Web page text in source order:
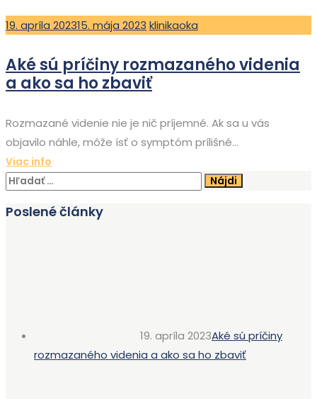
Posted
19. apríla 202315. mája 2023 Author
klinikaoka
Aké sú príčiny rozmazaného videnia
a ako sa ho zbaviť
Rozmazané videnie nie je nič príjemné. Ak sa u vás
objavilo náhle, môže ísť o symptóm prílišné...
Viac info
Hľadať:
Poslené články
19. apríla 2023Aké sú príčiny
rozmazaného videnia a ako sa ho zbaviť